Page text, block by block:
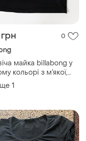
0
майка billabong у
кольорі з м’якої,
тканини.
без рукавів має
горловини та
1